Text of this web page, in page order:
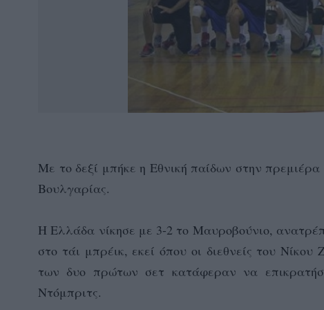
Με το δεξί μπήκε η Εθνική παίδων στην
Βουλγαρίας.
Η Ελλάδα νίκησε με 3-2 το Μαυροβούνιο,
στο τάι μπρέικ, εκεί όπου οι διεθνείς του
των δυο πρώτων σετ κατάφεραν να
Ντόμπριτς.